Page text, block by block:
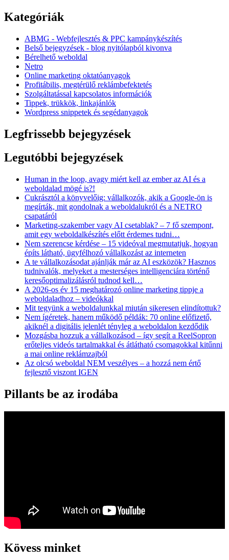
Kategóriák
ABMG - Webfejlesztés & PPC kampánykészítés
Belső bejegyzések - blog nyitólapból kivonva
Bérelhető weboldal
Netro
Online marketing oktatóanyagok
Profitábilis, megtérülő reklámbefektetés
Szolgáltatással kapcsolatos információk
Tippek, trükkök, linkajánlók
Wordpress snippetek és segédanyagok
Legfrissebb bejegyzések
Legutóbbi bejegyzések
Human in the loop, avagy miért kell az ember az AI és a
weboldalad mögé is?!
Cukrásztól a könyvelőig: vállalkozók, akik a Google-ön is
megírták, mit gondolnak a weboldalukról és a NETRO
csapatáról
Marketing-szakember vagy AI csetablak? – 7 fő szempont,
amit egy weboldalkészítés előtt érdemes tudni…
Nem szerencse kérdése – 15 videóval megmutatjuk, hogyan
építs látható, ügyfélhozó vállalkozást az interneten
A te vállalkozásodat ajánlják már az AI eszközök? Hasznos
tudnivalók, melyeket a mesterséges intelligenciára történő
keresőoptimalizálásról tudnod kell…
A 2026-os év 15 meghatározó online marketing tippje a
weboldaladhoz – videókkal
Mit tegyünk a weboldalunkkal miután sikeresen elindítottuk?
Nem ígéretek, hanem működő példák: 70 online előfizető,
akiknél a digitális jelenlét tényleg a weboldalon kezdődik
Mozgásba hozzuk a vállalkozásod – így segít a ReelSopron
erőteljes videós tartalmakkal és átlátható csomagokkal kitűnni
a mai online reklámzajból
Az olcsó weboldal NEM veszélyes – a hozzá nem értő
fejlesztő viszont IGEN
Pillants be az irodába
Kövess minket